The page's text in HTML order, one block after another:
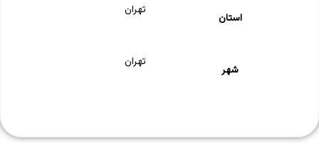
استان
تهران
شهر
تهران